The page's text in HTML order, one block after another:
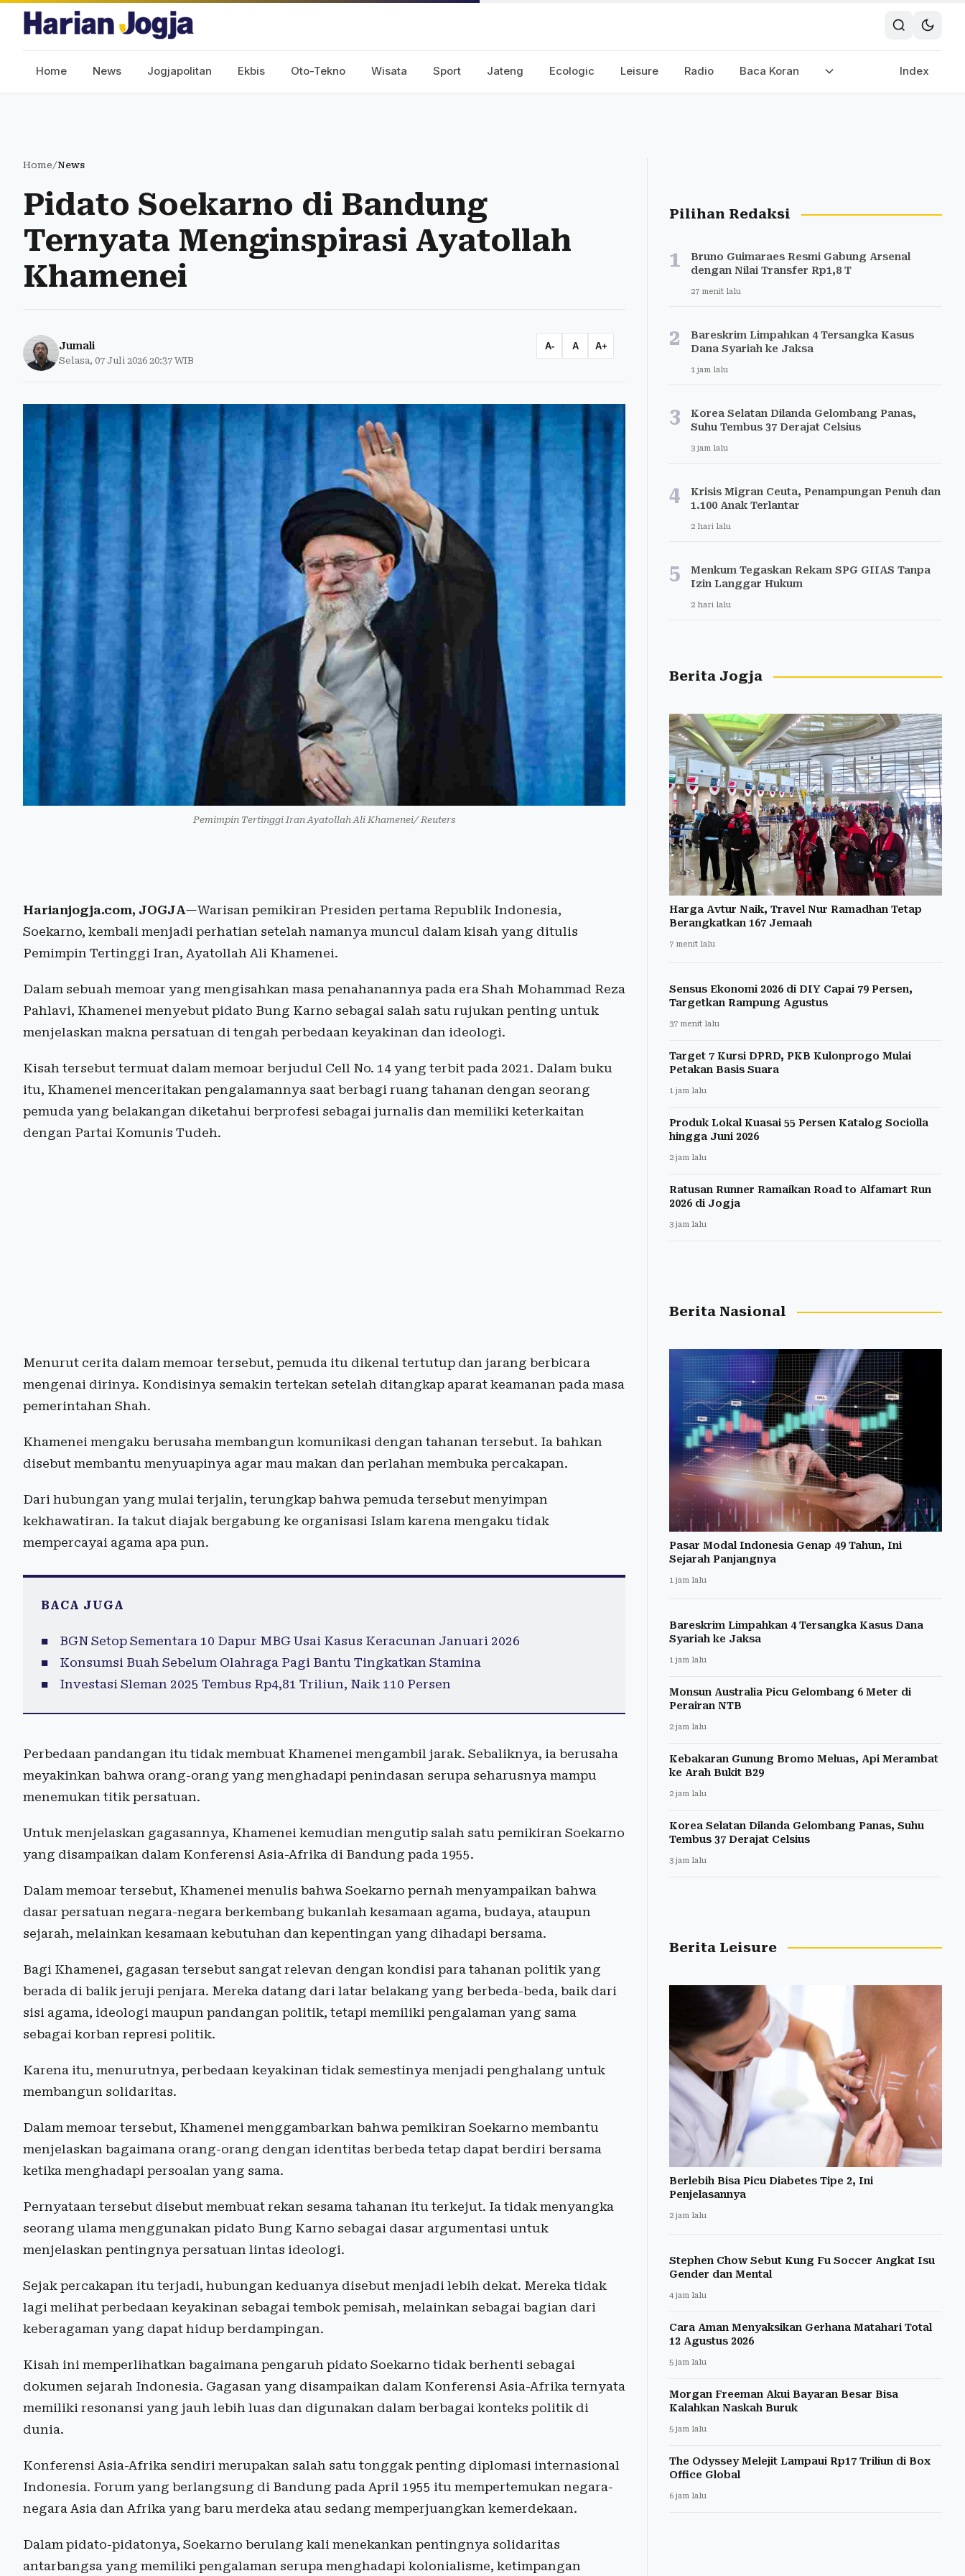
Home News Jogjapolitan Ekbis Oto-Tekno Wisata Sport Jateng Ecologic Leisure Radio Baca Koran Index
Home/News
Pidato Soekarno di Bandung
Ternyata Menginspirasi Ayatollah
Khamenei
Jumali
Selasa, 07 Juli 2026 20:37 WIB
A- A A+
Pemimpin Tertinggi Iran Ayatollah Ali Khamenei/ Reuters
Harianjogja.com, JOGJA—Warisan pemikiran Presiden pertama Republik Indonesia,
Soekarno, kembali menjadi perhatian setelah namanya muncul dalam kisah yang ditulis
Pemimpin Tertinggi Iran, Ayatollah Ali Khamenei.
Dalam sebuah memoar yang mengisahkan masa penahanannya pada era Shah Mohammad Reza
Pahlavi, Khamenei menyebut pidato Bung Karno sebagai salah satu rujukan penting untuk
menjelaskan makna persatuan di tengah perbedaan keyakinan dan ideologi.
Kisah tersebut termuat dalam memoar berjudul Cell No. 14 yang terbit pada 2021. Dalam buku
itu, Khamenei menceritakan pengalamannya saat berbagi ruang tahanan dengan seorang
pemuda yang belakangan diketahui berprofesi sebagai jurnalis dan memiliki keterkaitan
dengan Partai Komunis Tudeh.
Menurut cerita dalam memoar tersebut, pemuda itu dikenal tertutup dan jarang berbicara
mengenai dirinya. Kondisinya semakin tertekan setelah ditangkap aparat keamanan pada masa
pemerintahan Shah.
Khamenei mengaku berusaha membangun komunikasi dengan tahanan tersebut. Ia bahkan
disebut membantu menyuapinya agar mau makan dan perlahan membuka percakapan.
Dari hubungan yang mulai terjalin, terungkap bahwa pemuda tersebut menyimpan
kekhawatiran. Ia takut diajak bergabung ke organisasi Islam karena mengaku tidak
mempercayai agama apa pun.
BACA JUGA
BGN Setop Sementara 10 Dapur MBG Usai Kasus Keracunan Januari 2026
Konsumsi Buah Sebelum Olahraga Pagi Bantu Tingkatkan Stamina
Investasi Sleman 2025 Tembus Rp4,81 Triliun, Naik 110 Persen
Perbedaan pandangan itu tidak membuat Khamenei mengambil jarak. Sebaliknya, ia berusaha
meyakinkan bahwa orang-orang yang menghadapi penindasan serupa seharusnya mampu
menemukan titik persatuan.
Untuk menjelaskan gagasannya, Khamenei kemudian mengutip salah satu pemikiran Soekarno
yang disampaikan dalam Konferensi Asia-Afrika di Bandung pada 1955.
Dalam memoar tersebut, Khamenei menulis bahwa Soekarno pernah menyampaikan bahwa
dasar persatuan negara-negara berkembang bukanlah kesamaan agama, budaya, ataupun
sejarah, melainkan kesamaan kebutuhan dan kepentingan yang dihadapi bersama.
Bagi Khamenei, gagasan tersebut sangat relevan dengan kondisi para tahanan politik yang
berada di balik jeruji penjara. Mereka datang dari latar belakang yang berbeda-beda, baik dari
sisi agama, ideologi maupun pandangan politik, tetapi memiliki pengalaman yang sama
sebagai korban represi politik.
Karena itu, menurutnya, perbedaan keyakinan tidak semestinya menjadi penghalang untuk
membangun solidaritas.
Dalam memoar tersebut, Khamenei menggambarkan bahwa pemikiran Soekarno membantu
menjelaskan bagaimana orang-orang dengan identitas berbeda tetap dapat berdiri bersama
ketika menghadapi persoalan yang sama.
Pernyataan tersebut disebut membuat rekan sesama tahanan itu terkejut. Ia tidak menyangka
seorang ulama menggunakan pidato Bung Karno sebagai dasar argumentasi untuk
menjelaskan pentingnya persatuan lintas ideologi.
Sejak percakapan itu terjadi, hubungan keduanya disebut menjadi lebih dekat. Mereka tidak
lagi melihat perbedaan keyakinan sebagai tembok pemisah, melainkan sebagai bagian dari
keberagaman yang dapat hidup berdampingan.
Kisah ini memperlihatkan bagaimana pengaruh pidato Soekarno tidak berhenti sebagai
dokumen sejarah Indonesia. Gagasan yang disampaikan dalam Konferensi Asia-Afrika ternyata
memiliki resonansi yang jauh lebih luas dan digunakan dalam berbagai konteks politik di
dunia.
Konferensi Asia-Afrika sendiri merupakan salah satu tonggak penting diplomasi internasional
Indonesia. Forum yang berlangsung di Bandung pada April 1955 itu mempertemukan negara-
negara Asia dan Afrika yang baru merdeka atau sedang memperjuangkan kemerdekaan.
Dalam pidato-pidatonya, Soekarno berulang kali menekankan pentingnya solidaritas
antarbangsa yang memiliki pengalaman serupa menghadapi kolonialisme, ketimpangan
Pilihan Redaksi
1
Bruno Guimaraes Resmi Gabung Arsenal
dengan Nilai Transfer Rp1,8 T
27 menit lalu
2
Bareskrim Limpahkan 4 Tersangka Kasus
Dana Syariah ke Jaksa
1 jam lalu
3
Korea Selatan Dilanda Gelombang Panas,
Suhu Tembus 37 Derajat Celsius
3 jam lalu
4
Krisis Migran Ceuta, Penampungan Penuh dan
1.100 Anak Terlantar
2 hari lalu
5
Menkum Tegaskan Rekam SPG GIIAS Tanpa
Izin Langgar Hukum
2 hari lalu
Berita Jogja
Harga Avtur Naik, Travel Nur Ramadhan Tetap
Berangkatkan 167 Jemaah
7 menit lalu
Sensus Ekonomi 2026 di DIY Capai 79 Persen,
Targetkan Rampung Agustus
37 menit lalu
Target 7 Kursi DPRD, PKB Kulonprogo Mulai
Petakan Basis Suara
1 jam lalu
Produk Lokal Kuasai 55 Persen Katalog Sociolla
hingga Juni 2026
2 jam lalu
Ratusan Runner Ramaikan Road to Alfamart Run
2026 di Jogja
3 jam lalu
Berita Nasional
Pasar Modal Indonesia Genap 49 Tahun, Ini
Sejarah Panjangnya
1 jam lalu
Bareskrim Limpahkan 4 Tersangka Kasus Dana
Syariah ke Jaksa
1 jam lalu
Monsun Australia Picu Gelombang 6 Meter di
Perairan NTB
2 jam lalu
Kebakaran Gunung Bromo Meluas, Api Merambat
ke Arah Bukit B29
2 jam lalu
Korea Selatan Dilanda Gelombang Panas, Suhu
Tembus 37 Derajat Celsius
3 jam lalu
Berita Leisure
Berlebih Bisa Picu Diabetes Tipe 2, Ini
Penjelasannya
2 jam lalu
Stephen Chow Sebut Kung Fu Soccer Angkat Isu
Gender dan Mental
4 jam lalu
Cara Aman Menyaksikan Gerhana Matahari Total
12 Agustus 2026
5 jam lalu
Morgan Freeman Akui Bayaran Besar Bisa
Kalahkan Naskah Buruk
5 jam lalu
The Odyssey Melejit Lampaui Rp17 Triliun di Box
Office Global
6 jam lalu